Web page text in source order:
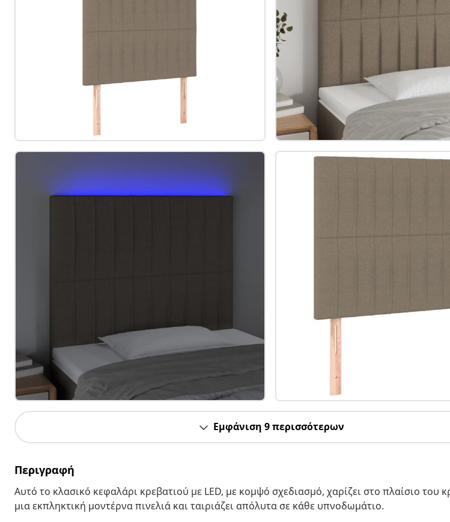
Εμφάνιση 9 περισσότερων
Περιγραφή
Αυτό το κλασικό κεφαλάρι κρεβατιού με LED, με κομψό σχεδιασμό, χαρίζει στο πλαίσιο του
μια εκπληκτική μοντέρνα πινελιά και ταιριάζει απόλυτα σε κάθε υπνοδωμάτιο.